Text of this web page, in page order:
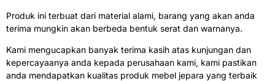
Produk ini terbuat dari material alami, barang yang akan anda
terima mungkin akan berbeda bentuk serat dan warnanya.
Kami mengucapkan banyak terima kasih atas kunjungan dan
kepercayaanya anda kepada perusahaan kami, kami pastikan
anda mendapatkan kualitas produk mebel jepara yang terbaik